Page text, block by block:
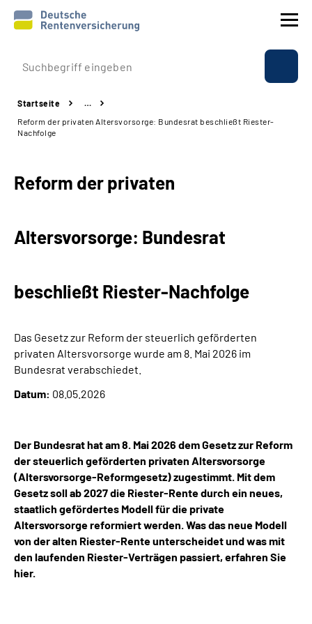
Prävention
Reha
Beratung & Kontakt
Experten
Suche
Leichte Sprache
Mein Kundenportal
Startseite
…
Reform der privaten Altersvorsorge: Bundesrat beschließt Riester-
Nachfolge
Reform der privaten
Altersvorsorge: Bundesrat
beschließt Riester-Nachfolge
Das Gesetz zur Reform der steuerlich geförderten
privaten Altersvorsorge wurde am 8. Mai 2026 im
Bundesrat verabschiedet.
Datum: 08.05.2026
Der Bundesrat hat am 8. Mai 2026 dem Gesetz zur Reform
der steuerlich geförderten privaten Altersvorsorge
(Altersvorsorge-Reformgesetz) zugestimmt. Mit dem
Gesetz soll ab 2027 die Riester-Rente durch ein neues,
staatlich gefördertes Modell für die private
Altersvorsorge reformiert werden. Was das neue Modell
von der alten Riester-Rente unterscheidet und was mit
den laufenden Riester-Verträgen passiert, erfahren Sie
hier.